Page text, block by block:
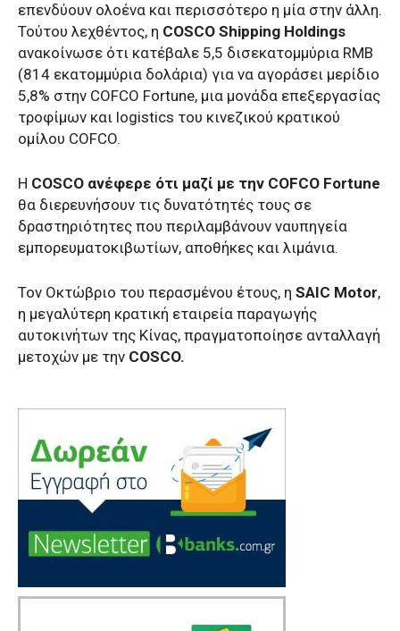
επενδύουν ολοένα και περισσότερο η μία στην άλλη.
Τούτου λεχθέντος, η COSCO Shipping Holdings
ανακοίνωσε ότι κατέβαλε 5,5 δισεκατομμύρια RMB
(814 εκατομμύρια δολάρια) για να αγοράσει μερίδιο
5,8% στην COFCO Fortune, μια μονάδα επεξεργασίας
τροφίμων και logistics του κινεζικού κρατικού
ομίλου COFCO.
Η COSCO ανέφερε ότι μαζί με την COFCO Fortune
θα διερευνήσουν τις δυνατότητές τους σε
δραστηριότητες που περιλαμβάνουν ναυπηγεία
εμπορευματοκιβωτίων, αποθήκες και λιμάνια.
Τον Οκτώβριο του περασμένου έτους, η SAIC Motor,
η μεγαλύτερη κρατική εταιρεία παραγωγής
αυτοκινήτων της Κίνας, πραγματοποίησε ανταλλαγή
μετοχών με την COSCO.